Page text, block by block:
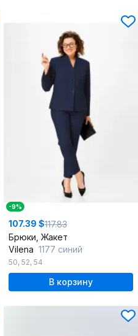
-9%
107.39 $117.83
Брюки, Жакет
Vilena 1177 синий
50, 52, 54
В корзину